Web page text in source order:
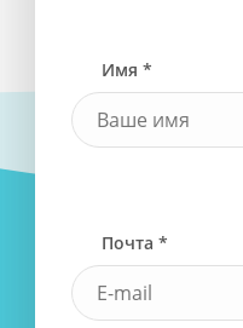
Имя *
Почта *